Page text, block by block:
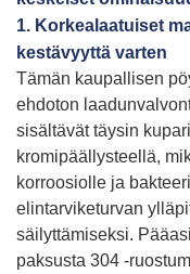
1. Korkealaatuiset
kestävyyttä varten
Tämän kaupallisen
ehdoton
sisältävät täysin
kromipäällysteellä,
korroosiolle ja
elintarviketurvan
säilyttämiseksi.
paksusta 304 -